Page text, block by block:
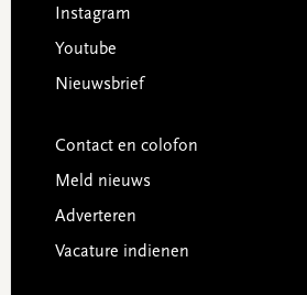
Instagram
Youtube
Nieuwsbrief
Contact en colofon
Meld nieuws
Adverteren
Vacature indienen